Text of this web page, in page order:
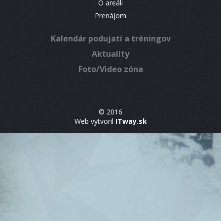
O areáli
Prenájom
Kalendár podujatí a tréningov
Aktuality
Foto/Video zóna
© 2016
Web vytvoril ITway.sk